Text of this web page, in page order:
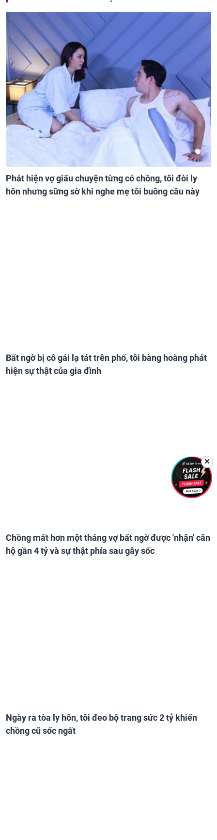
Phát hiện vợ giấu chuyện từng có chồng, tôi đòi ly
hôn nhưng sững sờ khi nghe mẹ tôi buông câu này
Bất ngờ bị cô gái lạ tát trên phố, tôi bàng hoàng phát
hiện sự thật của gia đình
Chồng mất hơn một tháng vợ bất ngờ được 'nhận' căn
hộ gần 4 tỷ và sự thật phía sau gây sốc
Ngày ra tòa ly hôn, tôi đeo bộ trang sức 2 tỷ khiến
chồng cũ sốc ngất
✕